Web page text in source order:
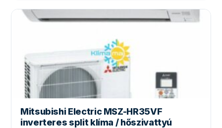
Mitsubishi Electric MSZ-HR35VF
inverteres split klíma / hőszivattyú